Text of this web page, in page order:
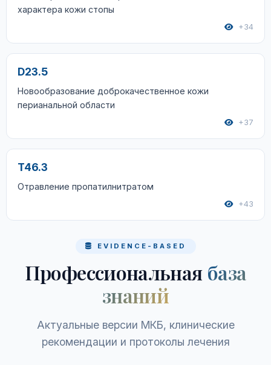
характера кожи стопы
+34
D23.5
Новообразование доброкачественное кожи
перианальной области
+37
T46.3
Отравление пропатилнитратом
+43
EVIDENCE-BASED
Профессиональная база
знаний
Актуальные версии МКБ, клинические
рекомендации и протоколы лечения